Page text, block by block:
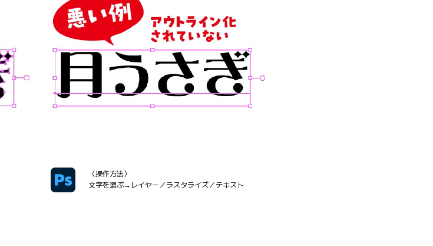
〈操作方法〉
文字を選ぶ→レイヤー／ラスタライズ／テキスト